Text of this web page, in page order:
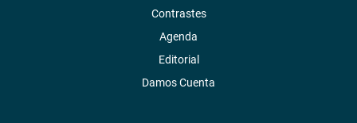
Contrastes
Agenda
Editorial
Damos Cuenta